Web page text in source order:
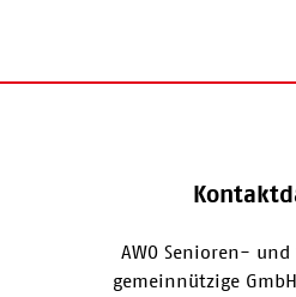
AWO Senioren-
gemeinnützige